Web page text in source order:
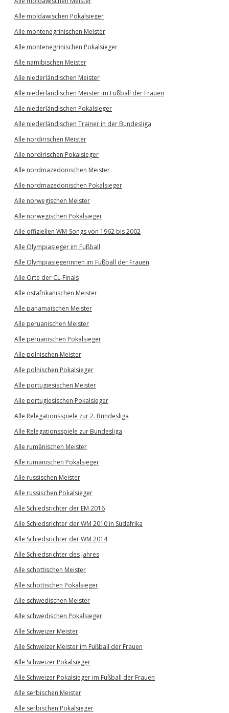
Alle moldawischen Pokalsieger
Alle montenegrinischen Meister
Alle montenegrinischen Pokalsieger
Alle namibischen Meister
Alle niederländischen Meister
Alle niederländischen Meister im Fußball der Frauen
Alle niederländischen Pokalsieger
Alle niederländischen Trainer in der Bundesliga
Alle nordirischen Meister
Alle nordirischen Pokalsieger
Alle nordmazedonischen Meister
Alle nordmazedonischen Pokalsieger
Alle norwegischen Meister
Alle norwegischen Pokalsieger
Alle offiziellen WM-Songs von 1962 bis 2002
Alle Olympiasieger im Fußball
Alle Olympiasiegerinnen im Fußball der Frauen
Alle Orte der CL-Finals
Alle ostafrikanischen Meister
Alle panamaischen Meister
Alle peruanischen Meister
Alle peruanischen Pokalsieger
Alle polnischen Meister
Alle polnischen Pokalsieger
Alle portugiesischen Meister
Alle portugiesischen Pokalsieger
Alle Relegationsspiele zur 2. Bundesliga
Alle Relegationsspiele zur Bundesliga
Alle rumänischen Meister
Alle rumänischen Pokalsieger
Alle russischen Meister
Alle russischen Pokalsieger
Alle Schiedsrichter der EM 2016
Alle Schiedsrichter der WM 2010 in Südafrika
Alle Schiedsrichter der WM 2014
Alle Schiedsrichter des Jahres
Alle schottischen Meister
Alle schottischen Pokalsieger
Alle schwedischen Meister
Alle schwedischen Pokalsieger
Alle Schweizer Meister
Alle Schweizer Meister im Fußball der Frauen
Alle Schweizer Pokalsieger
Alle Schweizer Pokalsieger im Fußball der Frauen
Alle serbischen Meister
Alle serbischen Pokalsieger